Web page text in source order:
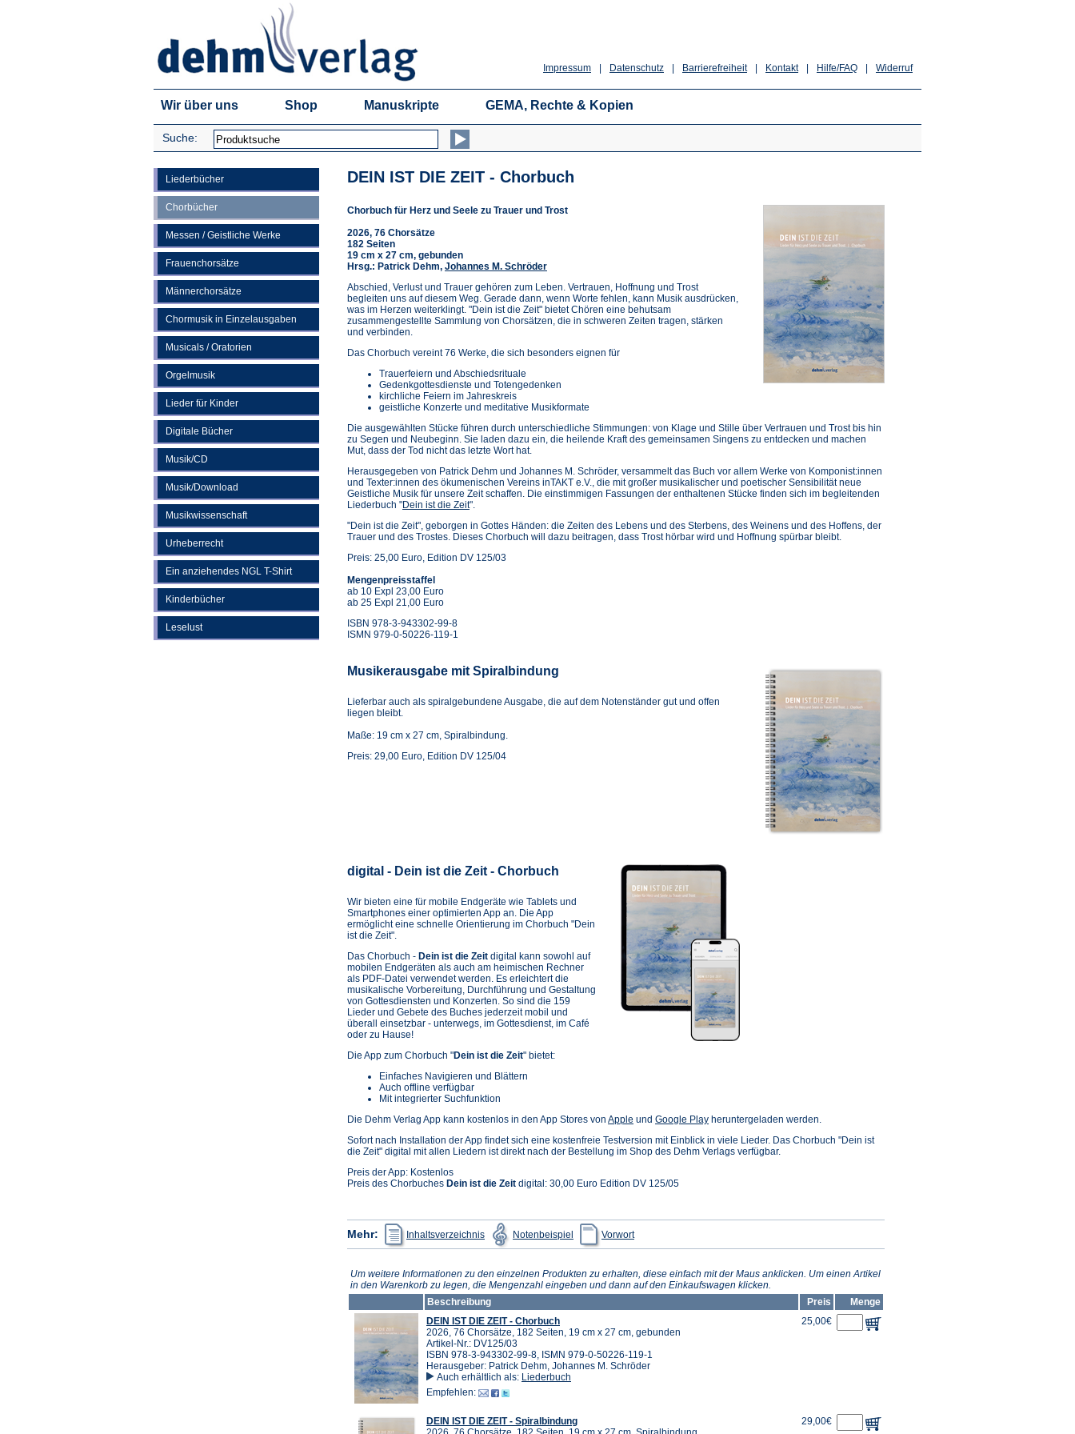
Widerruf
Hilfe/FAQ
Kontakt
Barrierefreiheit
Datenschutz
Impressum
Wir über uns Shop Manuskripte GEMA, Rechte & Kopien
Suche:
Liederbücher
Chorbücher
Messen / Geistliche Werke
Frauenchorsätze
Männerchorsätze
Chormusik in Einzelausgaben
Musicals / Oratorien
Orgelmusik
Lieder für Kinder
Digitale Bücher
Musik/CD
Musik/Download
Musikwissenschaft
Urheberrecht
Ein anziehendes NGL T-Shirt
Kinderbücher
Leselust
DEIN IST DIE ZEIT - Chorbuch
Chorbuch für Herz und Seele zu Trauer und Trost
2026, 76 Chorsätze
182 Seiten
19 cm x 27 cm, gebunden
Hrsg.: Patrick Dehm, Johannes M. Schröder
Abschied, Verlust und Trauer gehören zum Leben. Vertrauen, Hoffnung und Trost
begleiten uns auf diesem Weg. Gerade dann, wenn Worte fehlen, kann Musik ausdrücken,
was im Herzen weiterklingt. "Dein ist die Zeit" bietet Chören eine behutsam
zusammengestellte Sammlung von Chorsätzen, die in schweren Zeiten tragen, stärken
und verbinden.
Das Chorbuch vereint 76 Werke, die sich besonders eignen für
Trauerfeiern und Abschiedsrituale
Gedenkgottesdienste und Totengedenken
kirchliche Feiern im Jahreskreis
geistliche Konzerte und meditative Musikformate
Die ausgewählten Stücke führen durch unterschiedliche Stimmungen: von Klage und Stille über Vertrauen und Trost bis hin
zu Segen und Neubeginn. Sie laden dazu ein, die heilende Kraft des gemeinsamen Singens zu entdecken und machen
Mut, dass der Tod nicht das letzte Wort hat.
Herausgegeben von Patrick Dehm und Johannes M. Schröder, versammelt das Buch vor allem Werke von Komponist:innen
und Texter:innen des ökumenischen Vereins inTAKT e.V., die mit großer musikalischer und poetischer Sensibilität neue
Geistliche Musik für unsere Zeit schaffen. Die einstimmigen Fassungen der enthaltenen Stücke finden sich im begleitenden
Liederbuch "Dein ist die Zeit".
"Dein ist die Zeit", geborgen in Gottes Händen: die Zeiten des Lebens und des Sterbens, des Weinens und des Hoffens, der
Trauer und des Trostes. Dieses Chorbuch will dazu beitragen, dass Trost hörbar wird und Hoffnung spürbar bleibt.
Preis: 25,00 Euro, Edition DV 125/03
Mengenpreisstaffel
ab 10 Expl 23,00 Euro
ab 25 Expl 21,00 Euro
ISBN 978-3-943302-99-8
ISMN 979-0-50226-119-1
Musikerausgabe mit Spiralbindung
Lieferbar auch als spiralgebundene Ausgabe, die auf dem Notenständer gut und offen
liegen bleibt.
Maße: 19 cm x 27 cm, Spiralbindung.
Preis: 29,00 Euro, Edition DV 125/04
digital - Dein ist die Zeit - Chorbuch
Wir bieten eine für mobile Endgeräte wie Tablets und
Smartphones einer optimierten App an. Die App
ermöglicht eine schnelle Orientierung im Chorbuch "Dein
ist die Zeit".
Das Chorbuch - Dein ist die Zeit digital kann sowohl auf
mobilen Endgeräten als auch am heimischen Rechner
als PDF-Datei verwendet werden. Es erleichtert die
musikalische Vorbereitung, Durchführung und Gestaltung
von Gottesdiensten und Konzerten. So sind die 159
Lieder und Gebete des Buches jederzeit mobil und
überall einsetzbar - unterwegs, im Gottesdienst, im Café
oder zu Hause!
Die App zum Chorbuch "Dein ist die Zeit" bietet:
Einfaches Navigieren und Blättern
Auch offline verfügbar
Mit integrierter Suchfunktion
Die Dehm Verlag App kann kostenlos in den App Stores von Apple (Öffnet
einem
neuen
und Google Play(Öffnet
einem
neuen
heruntergeladen werden.
Sofort nach Installation der App findet sich eine kostenfreie Testversion mit Einblick in viele Lieder. Das Chorbuch "Dein ist
die Zeit" digital mit allen Liedern ist direkt nach der Bestellung im Shop des Dehm Verlags verfügbar.
Preis der App: Kostenlos
Preis des Chorbuches Dein ist die Zeit digital: 30,00 Euro Edition DV 125/05
Mehr: Inhaltsverzeichnis
(Öffnet
in
einem
Tab)
Notenbeispiel
(Öffnet
in
einem
Tab)
Vorwortin
einem
Tab)
Um weitere Informationen zu den einzelnen Produkten zu erhalten, diese einfach mit der Maus anklicken. Um einen Artikel
in den Warenkorb zu legen, die Mengenzahl eingeben und dann auf den Einkaufswagen klicken.
Beschreibung
Preis
Menge
DEIN IST DIE ZEIT - Chorbuch
2026, 76 Chorsätze, 182 Seiten, 19 cm x 27 cm, gebunden
Artikel-Nr.: DV125/03
ISBN 978-3-943302-99-8, ISMN 979-0-50226-119-1
Herausgeber: Patrick Dehm, Johannes M. Schröder
Auch erhältlich als: Liederbuch
Empfehlen:
25,00€
DEIN IST DIE ZEIT - Spiralbindung
29,00€